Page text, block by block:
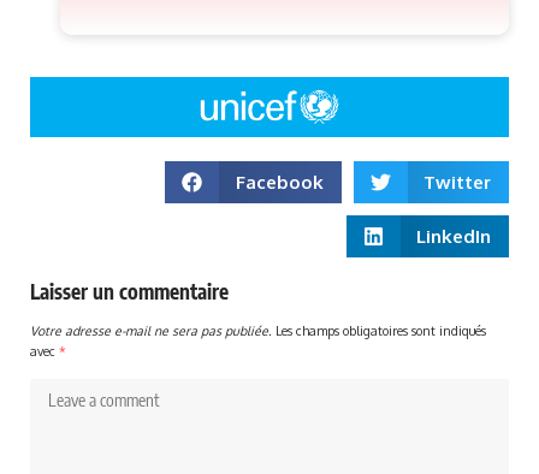
Facebook Twitter
LinkedIn
Laisser un commentaire
Votre adresse e-mail ne sera pas publiée. Les champs obligatoires sont indiqués
avec *